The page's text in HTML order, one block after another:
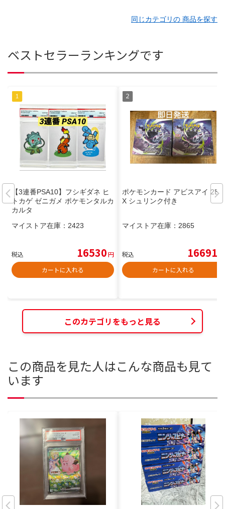
同じカテゴリの 商品を探す
ベストセラーランキングです
【3連番PSA10】フシギダネ ヒ
トカゲ ゼニガメ ポケモンタルカ
カルタ
マイストア在庫： 2423
税込 16530円
カートに入れる
ポケモンカード アビスアイ 2BO
X シュリンク付き
マイストア在庫： 2865
税込 16691
カートに入れる
このカテゴリをもっと見る
この商品を見た人はこんな商品も見て
います